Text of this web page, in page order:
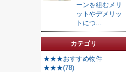
ーンを組むメリ
ットやデメリッ
トにつ...
カテゴリ
★★★おすすめ物件
★★★(78)